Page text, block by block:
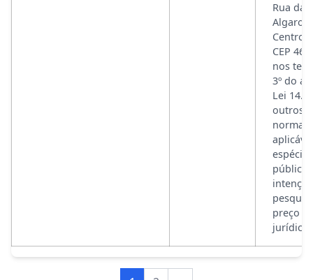
Rua das
Centro,
CEP
nos
3º do
Lei
outros
público
preço
jurídica